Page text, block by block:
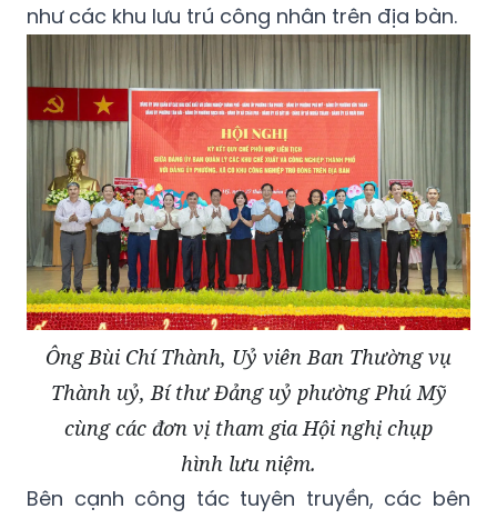
như các khu lưu trú công nhân trên địa bàn.
Ông Bùi Chí Thành, Uỷ viên Ban Thường vụ
Thành uỷ, Bí thư Đảng uỷ phường Phú Mỹ
cùng các đơn vị tham gia Hội nghị chụp
hình lưu niệm.
Bên cạnh công tác tuyên truyền, các bên